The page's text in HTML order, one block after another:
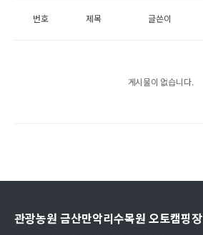
번호 제목 글쓴이
게시물이 없습니다.
관광농원 금산만악리수목원 오토캠핑장